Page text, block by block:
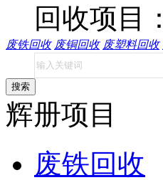
回收项目：
废铁回收 废铜回收 废塑料回收
搜索
辉册项目
废铁回收